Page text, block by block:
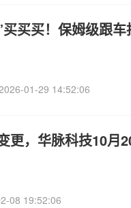
买买！保姆级跟车
01-29 14:52:06
更，华脉科技10月
08 19:52:06